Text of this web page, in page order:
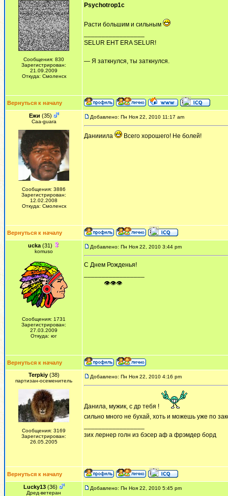
Сообщения: 830
Зарегистрирован:
21.09.2009
Откуда: Смоленск
Psychotrop1c
Расти большим и сильным
SELUR EHT ERA SELUR!
— Я заткнулся, ты заткнулся.
Вернуться к началу
Ежи (35)
Сaa-guara
Сообщения: 3886
Зарегистрирован:
12.02.2008
Откуда: Смоленск
Добавлено: Пн Ноя 22, 2010 11:17 am
Данииила Всего хорошего! Не болей!
Вернуться к началу
ucka (31)
komuso
Сообщения: 1731
Зарегистрирован:
27.03.2009
Откуда: юг
Добавлено: Пн Ноя 22, 2010 3:44 pm
С Днем Рожденья!
ᅠ ᅠ ᅠ👁👁👁
Вернуться к началу
Terpkiy(38)
партизан-осеменитель
Сообщения: 3169
Зарегистрирован:
26.05.2005
Добавлено: Пн Ноя 22, 2010 4:16 pm
Данила, мужик, с др тебя !
сильно много не бухай, хоть и можешь уже по
зих лернер голн из бэсер аф а фрэмдер борд
Вернуться к началу
Lucky13(36)
Дред-ветеран
Добавлено: Пн Ноя 22, 2010 5:45 pm